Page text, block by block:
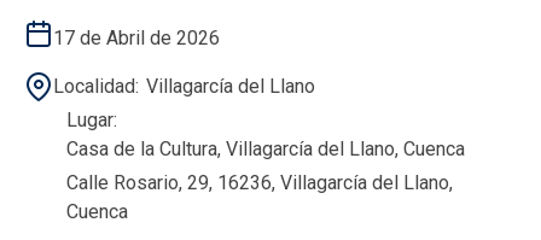
17 de Abril de 2026
Localidad Villagarcía del Llano
Lugar
Casa de la Cultura, Villagarcía del Llano, Cuenca
Calle Rosario, 29, 16236, Villagarcía del Llano,
Cuenca